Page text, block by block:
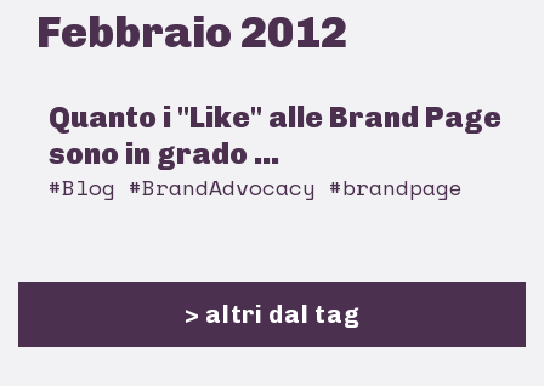
Febbraio 2012
Quanto i "Like" alle Brand Page
sono in grado ...
#Blog #BrandAdvocacy #brandpage
> altri dal tag